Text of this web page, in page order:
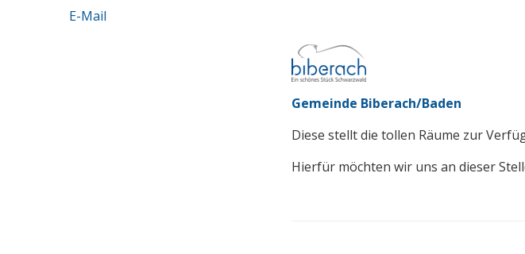
E-Mail
Gemeinde Biberach/Baden
Diese stellt die tollen Räume zur
Hierfür möchten wir uns an dieser